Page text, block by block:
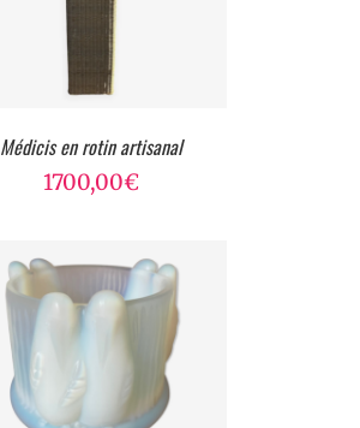
Médicis en rotin artisanal
1700,00€